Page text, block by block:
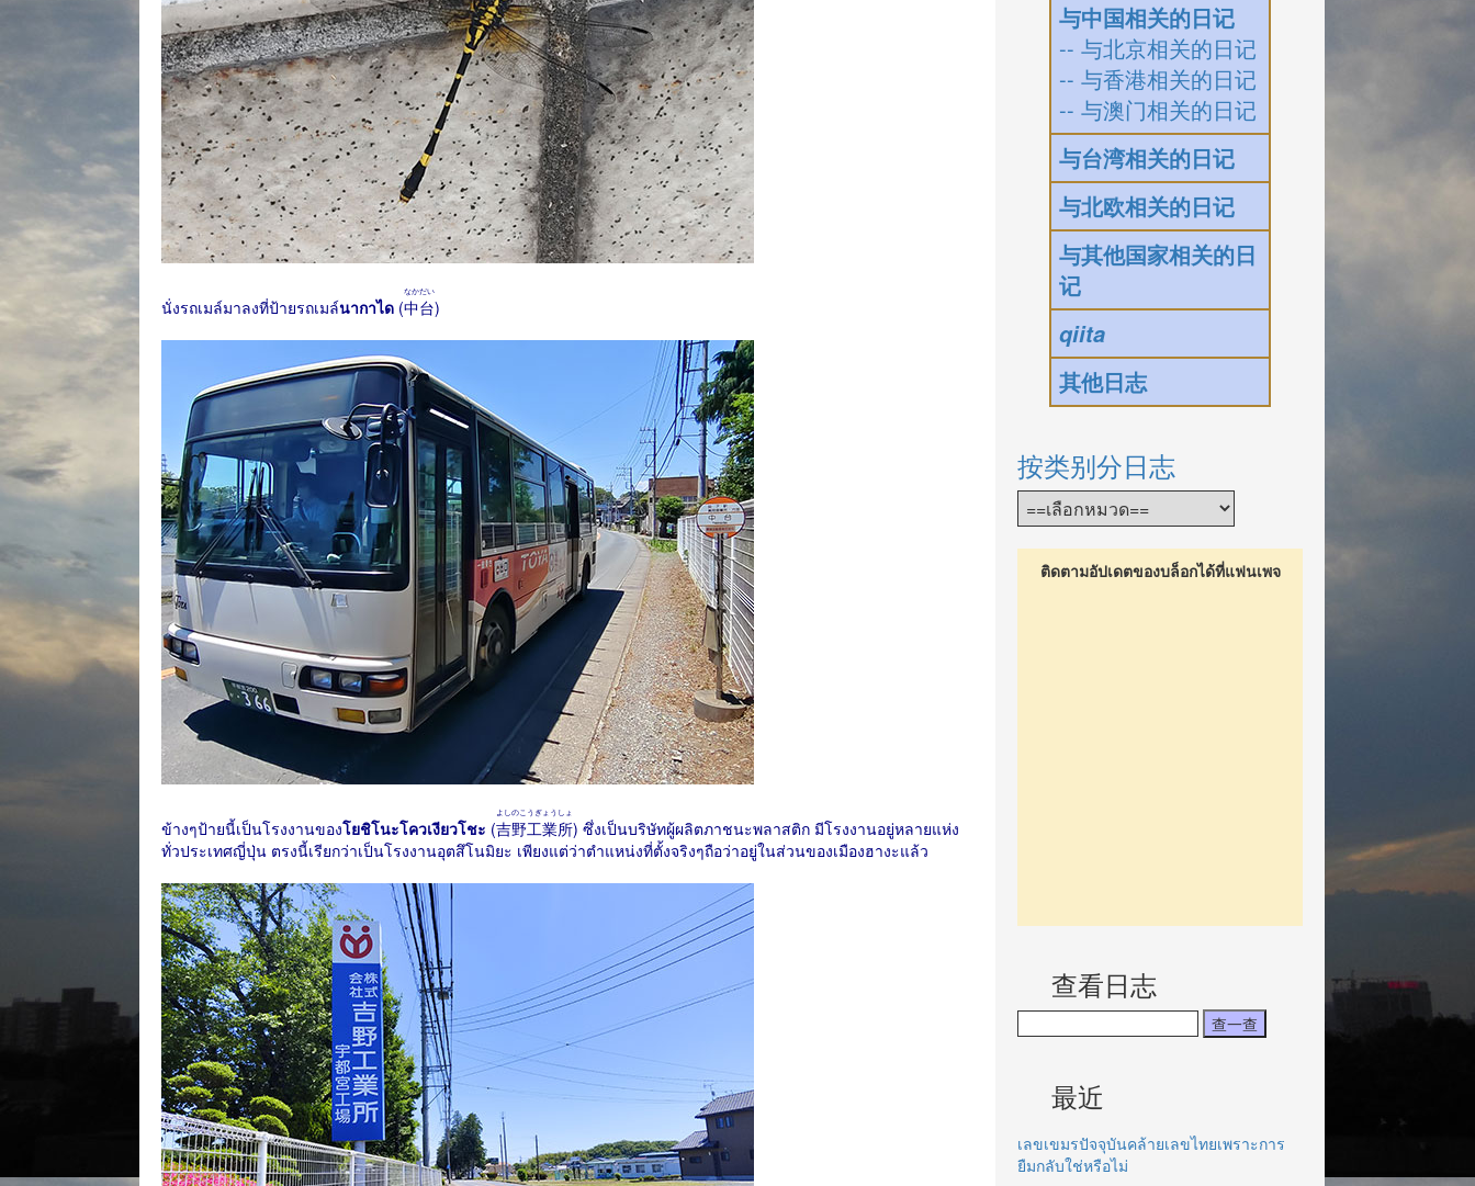
นั่งรถเมล์มาลงที่ป้ายรถเมล์นากาได (中台
なかだい
)
ข้างๆป้ายนี้เป็นโรงงานของโยชิโนะโควเงียวโชะ (吉野工業所
よしのこうぎょうしょ
) ซึ่งเป็นบริษัทผู้ผลิตภาชนะพลาสติก มีโรงงานอยู่หลายแห่ง
ทั่วประเทศญี่ปุ่น ตรงนี้เรียกว่าเป็นโรงงานอุตสึโนมิยะ เพียงแต่ว่าตำแหน่งที่ตั้งจริงๆถือว่าอยู่ในส่วนของเมืองฮางะแล้ว
与中国相关的日记
-- 与北京相关的日记
-- 与香港相关的日记
-- 与澳门相关的日记
与台湾相关的日记
与北欧相关的日记
与其他国家相关的日
记
qiita
其他日志
按类别分日志
ติดตามอัปเดตของบล็อกได้ที่แฟนเพจ
查看日志
最近
เลขเขมรปัจจุบันคล้ายเลขไทยเพราะการ
ยืมกลับใช่หรือไม่